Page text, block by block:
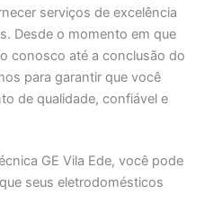
serviços de excelência
Desde o momento em que
conosco até a conclusão do
para garantir que você
de qualidade, confiável e
GE Vila Ede, você pode
seus eletrodomésticos